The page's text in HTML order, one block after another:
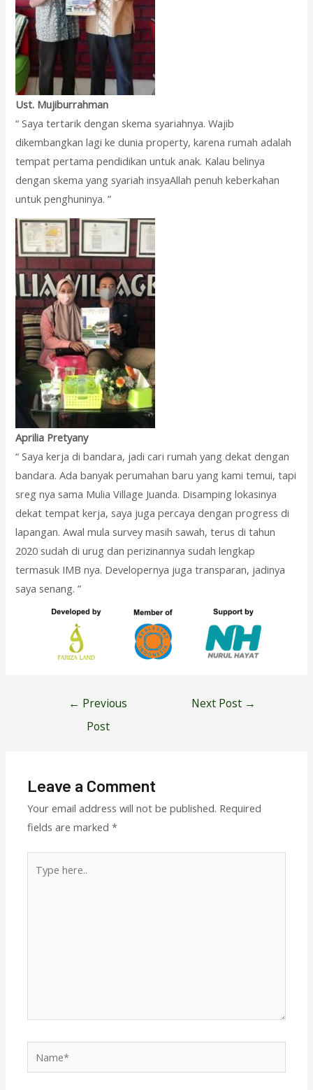
Ust. Mujiburrahman
“ Saya tertarik dengan skema syariahnya. Wajib
dikembangkan lagi ke dunia property, karena rumah adalah
tempat pertama pendidikan untuk anak. Kalau belinya
dengan skema yang syariah insyaAllah penuh keberkahan
untuk penghuninya. ”
Aprilia Pretyany
“ Saya kerja di bandara, jadi cari rumah yang dekat dengan
bandara. Ada banyak perumahan baru yang kami temui, tapi
sreg nya sama Mulia Village Juanda. Disamping lokasinya
dekat tempat kerja, saya juga percaya dengan progress di
lapangan. Awal mula survey masih sawah, terus di tahun
2020 sudah di urug dan perizinannya sudah lengkap
termasuk IMB nya. Developernya juga transparan, jadinya
saya senang. ”
← Previous
Post
Next Post →
Leave a Comment
Your email address will not be published. Required
fields are marked*
here..